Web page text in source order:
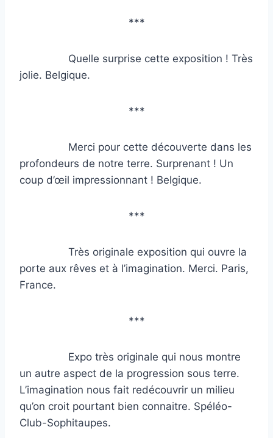
***
Quelle surprise cette exposition ! Très
jolie. Belgique.
***
Merci pour cette découverte dans les
profondeurs de notre terre. Surprenant ! Un
coup d’œil impressionnant ! Belgique.
***
Très originale exposition qui ouvre la
porte aux rêves et à l’imagination. Merci. Paris,
France.
***
Expo très originale qui nous montre
un autre aspect de la progression sous terre.
L’imagination nous fait redécouvrir un milieu
qu’on croit pourtant bien connaitre. Spéléo-
Club-Sophitaupes.